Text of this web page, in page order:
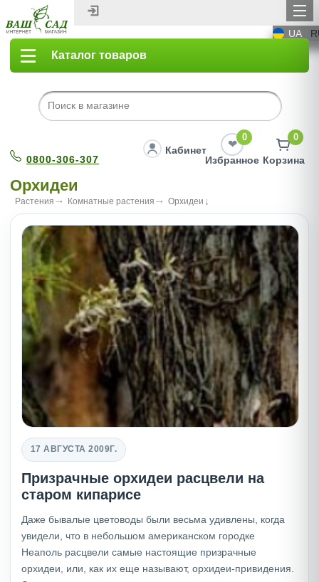
UA
Каталог товаров
0800-306-307
Кабинет
0
Избранное
0
Корзина
Орхидеи
Растения Комнатные растения Орхидеи
17 АВГУСТА 2009Г.
Призрачные орхидеи расцвели на
старом кипарисе
Даже бывалые цветоводы были весьма удивлены, когда
увидели, что в небольшом американском городке
Неаполь расцвели самые настоящие призрачные
орхидеи, или, как их еще называют, орхидеи-привидения.